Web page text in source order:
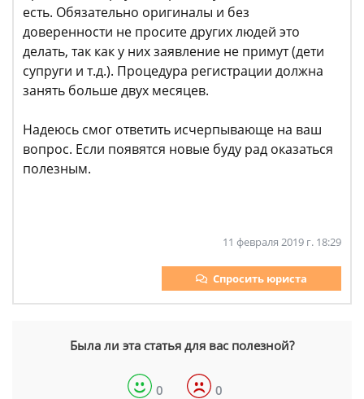
есть. Обязательно оригиналы и без
доверенности не просите других людей это
делать, так как у них заявление не примут (дети
супруги и т.д.). Процедура регистрации должна
занять больше двух месяцев.
Надеюсь смог ответить исчерпывающе на ваш
вопрос. Если появятся новые буду рад оказаться
полезным.
11 февраля 2019 г. 18:29
Спросить юриста
Была ли эта статья для вас полезной?
0 0